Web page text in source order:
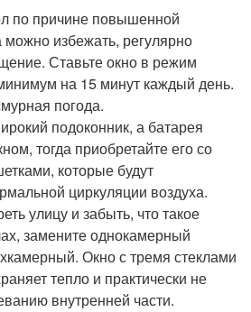
по причине повышенной
можно избежать, регулярно
Ставьте окно в режим
на 15 минут каждый день.
погода.
подоконник, а батарея
тогда приобретайте его со
которые будут
циркуляции воздуха.
улицу и забыть, что такое
замените однокамерный
Окно с тремя стеклами
тепло и практически не
внутренней части.